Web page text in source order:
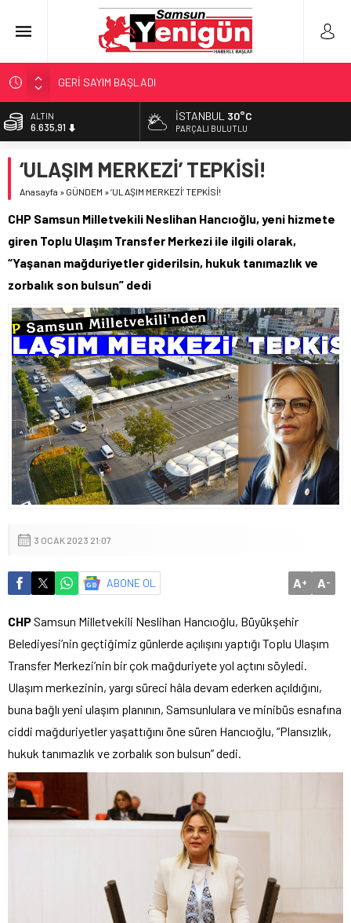
GERİ SAYIM BAŞLADI
SAMSUNSPOR’DA HEDEF 5’İNCİLİK!
‘BAFRA’YA YATIRIM YAPIN!’
YÖNETİCİ SEÇERKEN YAPILAN EN BÜYÜK HATALAR
ALTIN
6.635,91
13.779,39
DOLAR
55,1513
İSTANBUL 30°C
PARÇALI BULUTLU
‘ULAŞIM MERKEZİ’ TEPKİSİ!
Anasayfa » GÜNDEM »‘ULAŞIM MERKEZİ’ TEPKİSİ!
CHP Samsun Milletvekili Neslihan Hancıoğlu, yeni hizmete
giren Toplu Ulaşım Transfer Merkezi ile ilgili olarak,
“Yaşanan mağduriyetler giderilsin, hukuk tanımazlık ve
zorbalık son bulsun” dedi
3 OCAK 2023 21:07
ABONE OL A+ A-
CHPSamsun Milletvekili Neslihan Hancıoğlu, Büyükşehir
Belediyesi’nin geçtiğimiz günlerde açılışını yaptığı Toplu Ulaşım
Transfer Merkezi’nin bir çok mağduriyete yol açtını söyledi.
Ulaşım merkezinin, yargı süreci hâla devam ederken açıldığını,
buna bağlı yeni ulaşım planının, Samsunlulara ve minibüs esnafına
ciddi mağduriyetler yaşattığını öne süren Hancıoğlu, “Plansızlık,
hukuk tanımazlık ve zorbalık son bulsun” dedi.